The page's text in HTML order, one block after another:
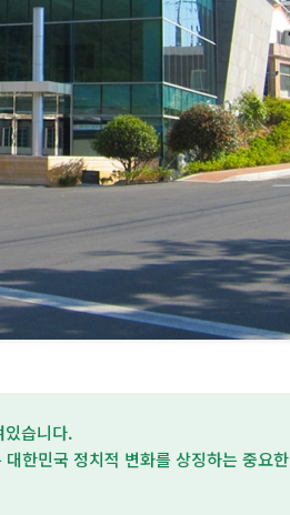
있습니다.
한민국 정치적 변화를 상징하는 중요한